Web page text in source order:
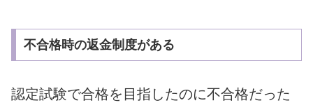
不合格時の返金制度がある
認定試験で合格を目指したのに不合格だった